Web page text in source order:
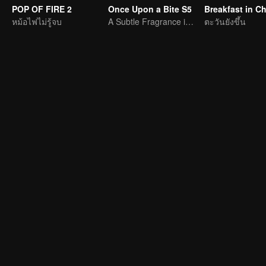
POP OF FIRE 2
หม้อไฟไม่รู้จบ
Once Upon a Bite S5
A Subtle Fragrance in Flavor
Breakfast in
ตะวันยังขึ้น